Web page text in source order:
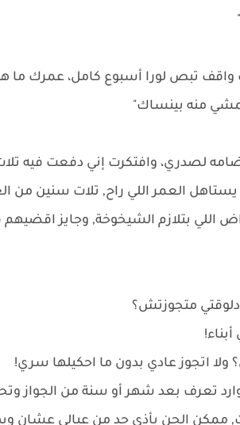
تبص لورا أسبوع كامل، عمرك ما
منه بينساك"
لصدري، وافتكرت إني دفعت فيه
العمر اللي راح, تلات سنين من
اللي بتلازم الشيخوخة, وجايز
متجوزتش؟
ولا اتجوز عادي بدون ما احكيلها سري!
تعرف بعد شهر أو سنة من الجواز
ممكن الجن يأذي حد من عيالي عشان